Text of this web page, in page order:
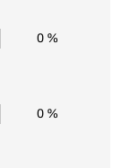
0 %
0 %